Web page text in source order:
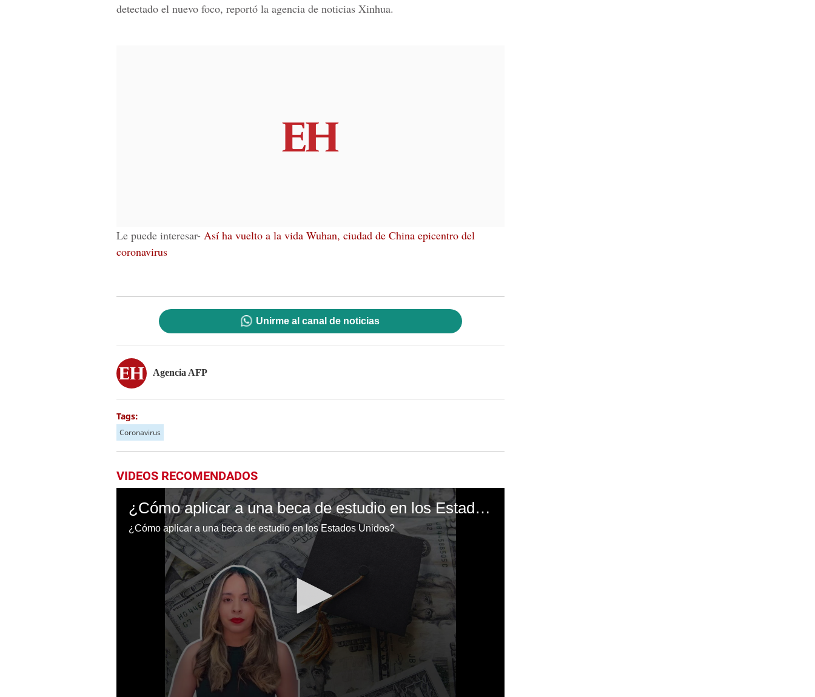
detectado el nuevo foco, reportó la agencia de noticias Xinhua.
Le puede interesar- Así ha vuelto a la vida Wuhan, ciudad de China epicentro del
coronavirus
Unirme al canal de noticias
Agencia AFP
Tags:
Coronavirus
VIDEOS RECOMENDADOS
¿Cómo aplicar a una beca de estudio en los Estados Unidos?
¿Cómo aplicar a una beca de estudio en los Estados Unidos?